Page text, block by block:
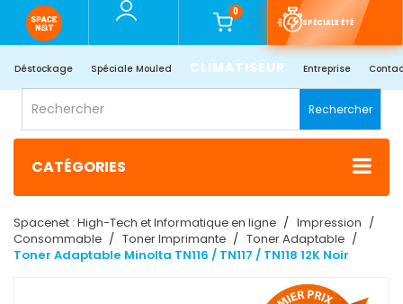
0
SPÉCIALE ÉTÉ
Déstockage Spéciale Mouled CLIMATISEUR Entreprise
Rechercher
CATÉGORIES
Spacenet : High-Tech et Informatique en ligne
Impression
Consommable
Toner Imprimante
Toner Adaptable
Toner Adaptable Minolta TN116 / TN117 / TN118 12K Noir